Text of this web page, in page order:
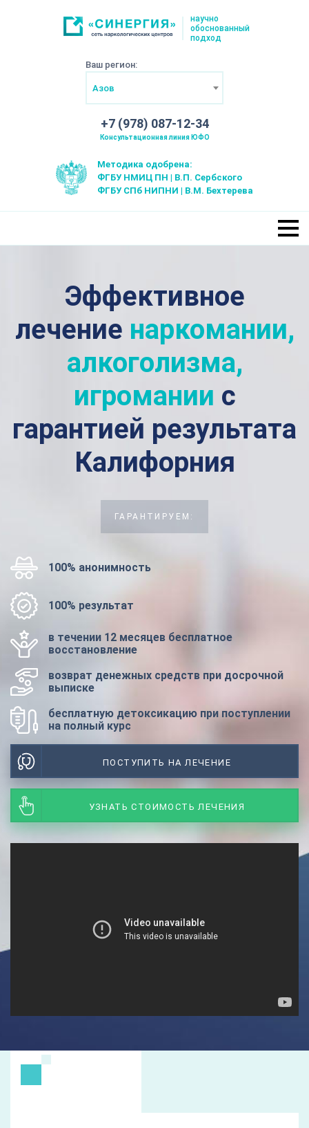
научно
обоснованный
подход
Ваш регион:
Азов
+7 (978) 087-12-34
Консультационная линия ЮФО
Методика одобрена:
ФГБУ НМИЦ ПН | В.П. Сербского
ФГБУ СПб НИПНИ | В.М. Бехтерева
Эффективное
лечение наркомании,
алкоголизма,
игромании с
гарантией результата
Калифорния
ГАРАНТИРУЕМ:
100% анонимность
100% результат
в течении 12 месяцев бесплатное
восстановление
возврат денежных средств при досрочной
выписке
бесплатную детоксикацию при поступлении
на полный курс
ПОСТУПИТЬ НА ЛЕЧЕНИЕ
УЗНАТЬ СТОИМОСТЬ ЛЕЧЕНИЯ